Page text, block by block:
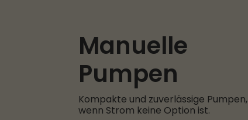
Manuelle
Pumpen
Kompakte und zuverlässige Pumpen,
wenn Strom keine Option ist.